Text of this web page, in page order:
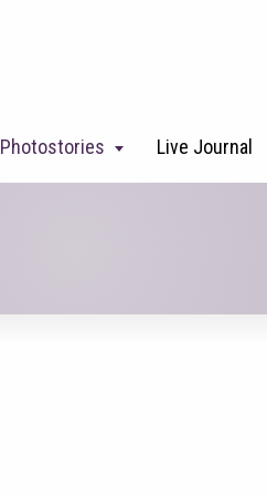
Photostories Live Journal